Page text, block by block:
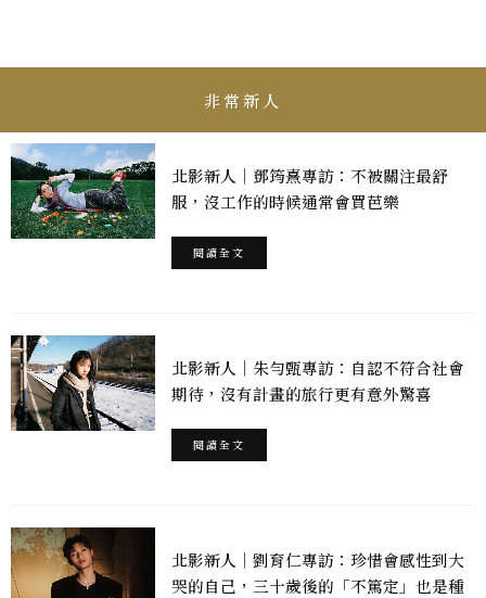
非常新人
北影新人｜鄧筠熹專訪：不被關注最舒
服，沒工作的時候通常會買芭樂
閱讀全文
北影新人｜朱勻甄專訪：自認不符合社會
期待，沒有計畫的旅行更有意外驚喜
閱讀全文
北影新人｜劉育仁專訪：珍惜會感性到大
哭的自己，三十歲後的「不篤定」也是種